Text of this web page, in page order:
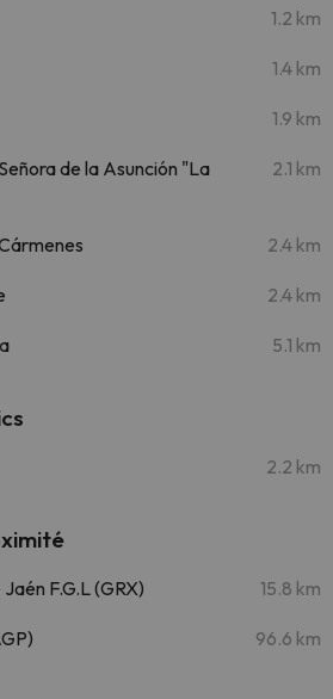
1.2 km
1.4 km
1.9 km
de la Asunción "La
2.1 km
2.4 km
2.4 km
5.1 km
2.2 km
F.G.L (GRX) 15.8 km
96.6 km